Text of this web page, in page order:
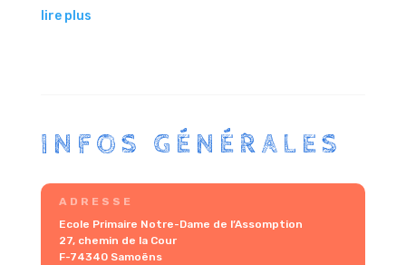
lire plus
INFOS GÉNÉRALES
ADRESSE
Ecole Primaire Notre-Dame de l’Assomption
27, chemin de la Cour
F-74340 Samoëns